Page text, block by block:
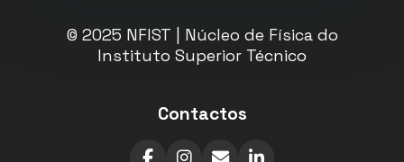
© 2025 NFIST | Núcleo de Física do
Instituto Superior Técnico
Contactos